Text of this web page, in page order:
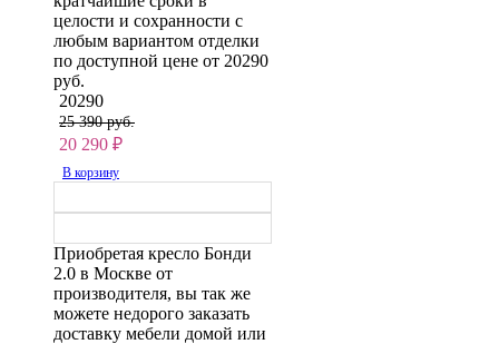
целости и сохранности с
любым вариантом отделки
по доступной цене от 20290
руб.
20290
25 390 руб.
20 290 ₽
В корзину
Приобретая кресло Бонди
2.0 в Москве от
производителя, вы так же
можете недорого заказать
доставку мебели домой или